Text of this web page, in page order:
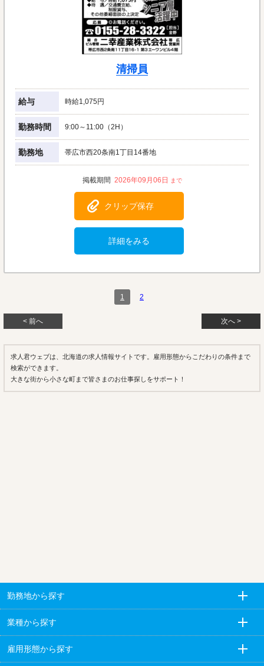
清掃員
給与 時給1,075円
勤務時間 9:00～11:00（2H）
勤務地 帯広市西20条南1丁目14番地
2026年09月06日
クリップ保存
詳細をみる
< 前へ
1 2
次へ >
求人君ウェブは、北海道の求人情報サイトです。雇用形態からこだわりの条件まで
検索ができます。
大きな街から小さな町まで皆さまのお仕事探しをサポート！
勤務地から探す
業種から探す
雇用形態から探す